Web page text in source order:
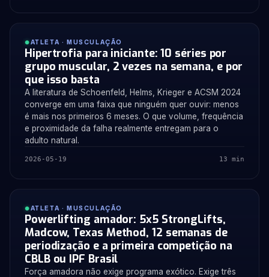
ATLETA · MUSCULAÇÃO
Hipertrofia para iniciante: 10 séries por
grupo muscular, 2 vezes na semana, e por
que isso basta
A literatura de Schoenfeld, Helms, Krieger e ACSM 2024
converge em uma faixa que ninguém quer ouvir: menos
é mais nos primeiros 6 meses. O que volume, frequência
e proximidade da falha realmente entregam para o
adulto natural.
2026-05-19 13 min
ATLETA · MUSCULAÇÃO
Powerlifting amador: 5x5 StrongLifts,
Madcow, Texas Method, 12 semanas de
periodização e a primeira competição na
CBLB ou IPF Brasil
Força amadora não exige programa exótico. Exige três